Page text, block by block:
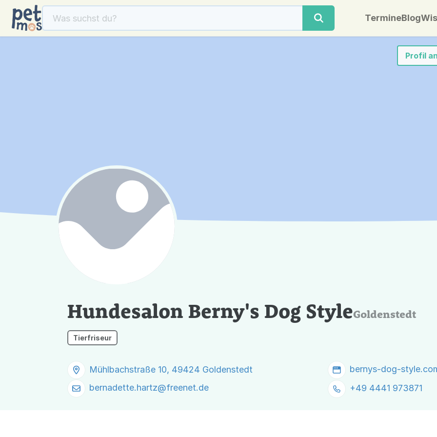
TermineBlog
Profil
Hundesalon Berny's Dog StyleGoldenstedt
Tierfriseur
Mühlbachstraße 10, 49424 Goldenstedt
bernys-dog-
bernadette.hartz@freenet.de +49 4441 973871